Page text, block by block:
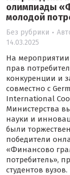
олимпиады
молодой
Без рубрики
14.03.2025
На мероприятии
прав
конкуренции и
совместно с
International
Министерства
науки и
были
победители
«Финансово
потребитель»,
студентов